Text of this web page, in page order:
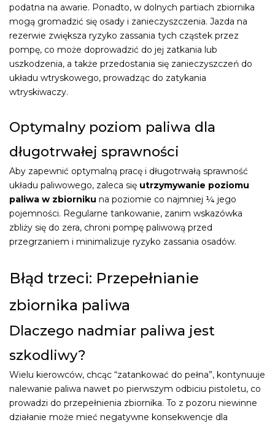
podatna na awarie. Ponadto, w dolnych partiach zbiornika
mogą gromadzić się osady i zanieczyszczenia. Jazda na
rezerwie zwiększa ryzyko zassania tych cząstek przez
pompę, co może doprowadzić do jej zatkania lub
uszkodzenia, a także przedostania się zanieczyszczeń do
układu wtryskowego, prowadząc do zatykania
wtryskiwaczy.
Optymalny poziom paliwa dla
długotrwałej sprawności
Aby zapewnić optymalną pracę i długotrwałą sprawność
układu paliwowego, zaleca się utrzymywanie poziomu
paliwa w zbiorniku na poziomie co najmniej ¼ jego
pojemności. Regularne tankowanie, zanim wskazówka
zbliży się do zera, chroni pompę paliwową przed
przegrzaniem i minimalizuje ryzyko zassania osadów.
Błąd trzeci: Przepełnianie
zbiornika paliwa
Dlaczego nadmiar paliwa jest
szkodliwy?
Wielu kierowców, chcąc “zatankować do pełna”, kontynuuje
nalewanie paliwa nawet po pierwszym odbiciu pistoletu, co
prowadzi do przepełnienia zbiornika. To z pozoru niewinne
działanie może mieć negatywne konsekwencje dla